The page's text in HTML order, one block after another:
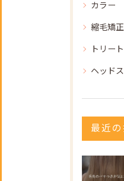
カラー
縮毛矯正
トリー
ヘッド
最近